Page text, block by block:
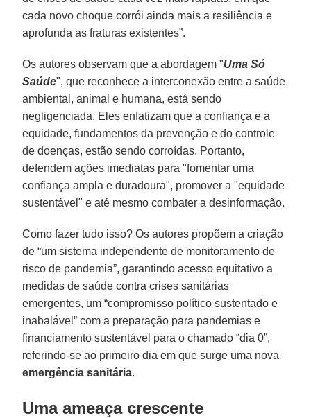
cada novo choque corrói ainda mais a resiliência e
aprofunda as fraturas existentes”.
Os autores observam que a abordagem "Uma Só
Saúde", que reconhece a interconexão entre a saúde
ambiental, animal e humana, está sendo
negligenciada. Eles enfatizam que a confiança e a
equidade, fundamentos da prevenção e do controle
de doenças, estão sendo corroídas. Portanto,
defendem ações imediatas para "fomentar uma
confiança ampla e duradoura", promover a "equidade
sustentável" e até mesmo combater a desinformação.
Como fazer tudo isso? Os autores propõem a criação
de “um sistema independente de monitoramento de
risco de pandemia”, garantindo acesso equitativo a
medidas de saúde contra crises sanitárias
emergentes, um “compromisso político sustentado e
inabalável” com a preparação para pandemias e
financiamento sustentável para o chamado “dia 0”,
referindo-se ao primeiro dia em que surge uma nova
emergência sanitária.
Uma ameaça crescente